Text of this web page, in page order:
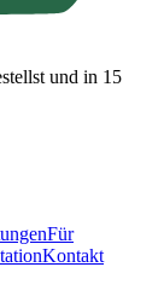
und in 15
Für
Kontakt